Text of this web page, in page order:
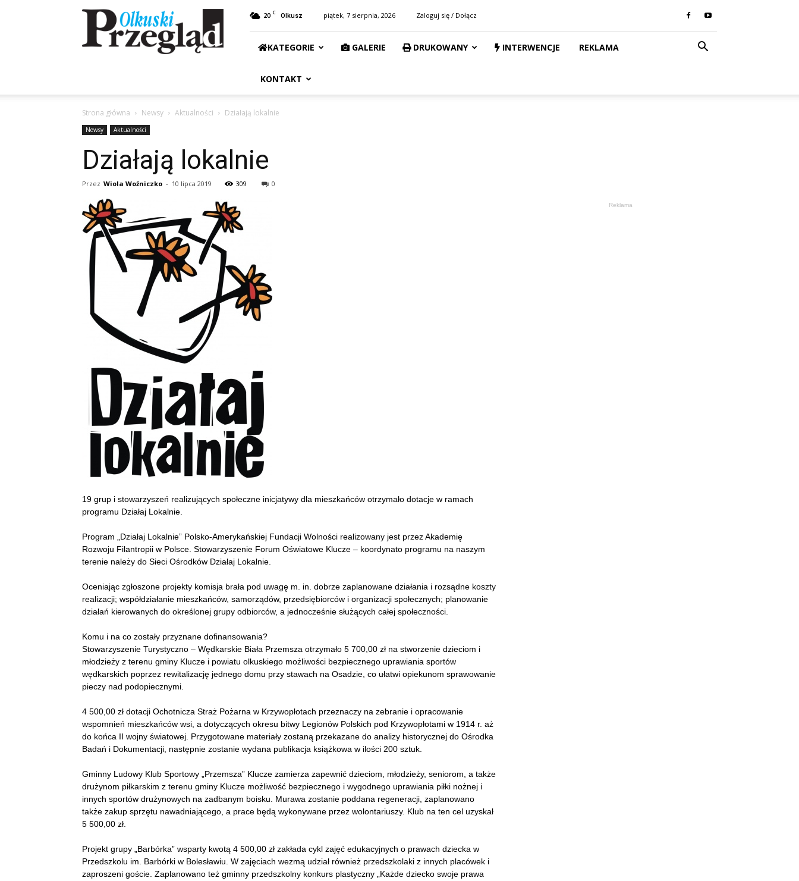
Przegląd
Olkuski
20 C Olkusz piątek, 7 sierpnia, 2026 Zaloguj się / Dołącz
KATEGORIE GALERIE DRUKOWANY INTERWENCJE REKLAMA
KONTAKT
Strona główna Newsy Aktualności Działają lokalnie
Newsy Aktualności
Działają lokalnie
Przez Wiola Woźniczko - 10 lipca 2019 309 0
19 grup i stowarzyszeń realizujących społeczne inicjatywy dla mieszkańców otrzymało dotacje w ramach
programu Działaj Lokalnie.
Program „Działaj Lokalnie” Polsko-Amerykańskiej Fundacji Wolności realizowany jest przez Akademię
Rozwoju Filantropii w Polsce. Stowarzyszenie Forum Oświatowe Klucze – koordynato programu na naszym
terenie należy do Sieci Ośrodków Działaj Lokalnie.
Oceniając zgłoszone projekty komisja brała pod uwagę m. in. dobrze zaplanowane działania i rozsądne koszty
realizacji; współdziałanie mieszkańców, samorządów, przedsiębiorców i organizacji społecznych; planowanie
działań kierowanych do określonej grupy odbiorców, a jednocześnie służących całej społeczności.
Komu i na co zostały przyznane dofinansowania?
Stowarzyszenie Turystyczno – Wędkarskie Biała Przemsza otrzymało 5 700,00 zł na stworzenie dzieciom i
młodzieży z terenu gminy Klucze i powiatu olkuskiego możliwości bezpiecznego uprawiania sportów
wędkarskich poprzez rewitalizację jednego domu przy stawach na Osadzie, co ułatwi opiekunom sprawowanie
pieczy nad podopiecznymi.
4 500,00 zł dotacji Ochotnicza Straż Pożarna w Krzywopłotach przeznaczy na zebranie i opracowanie
wspomnień mieszkańców wsi, a dotyczących okresu bitwy Legionów Polskich pod Krzywopłotami w 1914 r. aż
do końca II wojny światowej. Przygotowane materiały zostaną przekazane do analizy historycznej do Ośrodka
Badań i Dokumentacji, następnie zostanie wydana publikacja książkowa w ilości 200 sztuk.
Gminny Ludowy Klub Sportowy „Przemsza” Klucze zamierza zapewnić dzieciom, młodzieży, seniorom, a także
drużynom piłkarskim z terenu gminy Klucze możliwość bezpiecznego i wygodnego uprawiania piłki nożnej i
innych sportów drużynowych na zadbanym boisku. Murawa zostanie poddana regeneracji, zaplanowano
także zakup sprzętu nawadniającego, a prace będą wykonywane przez wolontariuszy. Klub na ten cel uzyskał
5 500,00 zł.
Projekt grupy „Barbórka” wsparty kwotą 4 500,00 zł zakłada cykl zajęć edukacyjnych o prawach dziecka w
Przedszkolu im. Barbórki w Bolesławiu. W zajęciach wezmą udział również przedszkolaki z innych placówek i
zaproszeni goście. Zaplanowano też gminny przedszkolny konkurs plastyczny „Każde dziecko swoje prawa
Reklama